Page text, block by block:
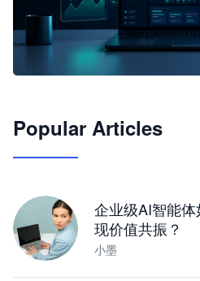
JimoClaw 桌面 AI Agent
Popular Articles
企业级AI智能
现价值共振？
小墨